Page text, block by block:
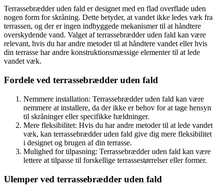
Terrassebrædder uden fald er designet med en flad overflade uden
nogen form for skråning. Dette betyder, at vandet ikke ledes væk fra
terrassen, og der er ingen indbyggede mekanismer til at håndtere
overskydende vand. Valget af terrassebrædder uden fald kan være
relevant, hvis du har andre metoder til at håndtere vandet eller hvis
din terrasse har andre konstruktionsmæssige elementer til at lede
vandet væk.
Fordele ved terrassebrædder uden fald
Nemmere installation: Terrassebrædder uden fald kan være
nemmere at installere, da der ikke er behov for at tage hensyn
til skråninger eller specifikke hældninger.
Mere fleksibilitet: Hvis du har andre metoder til at lede vandet
væk, kan terrassebrædder uden fald give dig mere fleksibilitet
i designet og brugen af din terrasse.
Mulighed for tilpasning: Terrassebrædder uden fald kan være
lettere at tilpasse til forskellige terrassestørrelser eller former.
Ulemper ved terrassebrædder uden fald